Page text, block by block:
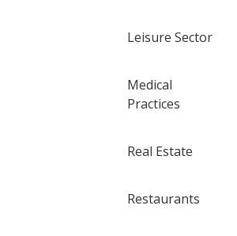
Leisure Sector
Medical
Practices
Real Estate
Restaurants